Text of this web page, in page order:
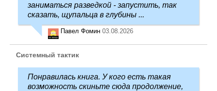
заниматься разведкой - запустить, так
сказать, щупальца в глубины ...
Павел Фомин 03.08.2026
Системный тактик
Понравилась книга. У кого есть такая
возможность скиньте сюда продолжение,